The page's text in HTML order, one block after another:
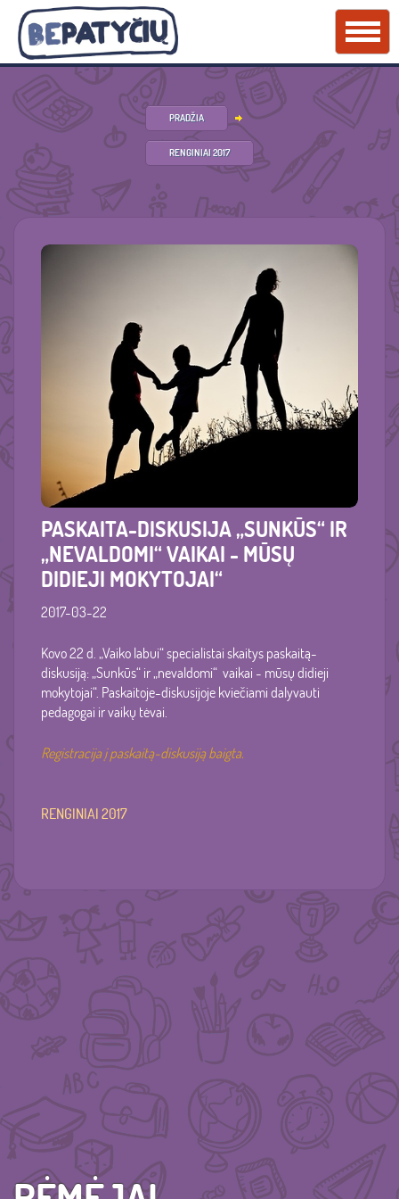
PRADŽIA
RENGINIAI 2017
PASKAITA-DISKUSIJA „SUNKŪS“ IR
„NEVALDOMI“ VAIKAI - MŪSŲ
DIDIEJI MOKYTOJAI“
2017-03-22
Kovo 22 d. „Vaiko labui“ specialistai skaitys paskaitą-
diskusiją: „Sunkūs“ ir „nevaldomi“ vaikai - mūsų didieji
mokytojai“. Paskaitoje-diskusijoje kviečiami dalyvauti
pedagogai ir vaikų tėvai.
Registracija į paskaitą-diskusiją baigta.
RENGINIAI 2017